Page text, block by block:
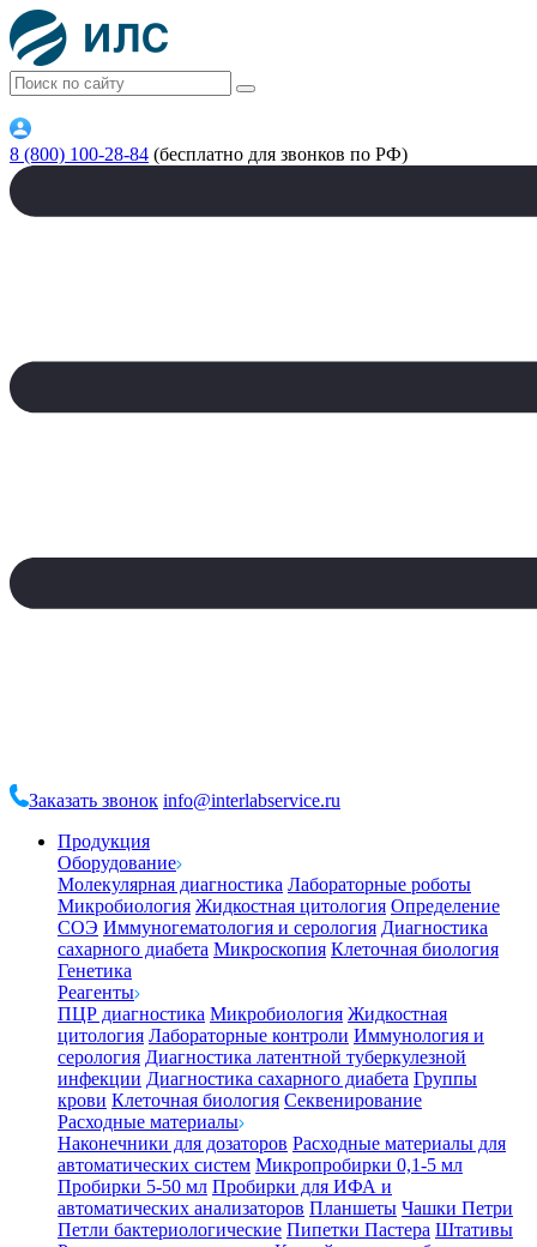
8 (800) 100-28-84 (бесплатно для звонков по РФ)
Заказать звонок info@interlabservice.ru
Продукция
Оборудование
Молекулярная диагностика Лабораторные роботы
Микробиология Жидкостная цитология Определение
СОЭ Иммуногематология и серология Диагностика
сахарного диабета Микроскопия Клеточная биология
Генетика
Реагенты
ПЦР диагностика Микробиология Жидкостная
цитология Лабораторные контроли Иммунология и
серология Диагностика латентной туберкулезной
инфекции Диагностика сахарного диабета Группы
крови Клеточная биология Секвенирование
Расходные материалы
Наконечники для дозаторов Расходные материалы для
автоматических систем Микропробирки 0,1-5 мл
Пробирки 5-50 мл Пробирки для ИФА и
автоматических анализаторов Планшеты Чашки Петри
Петли бактериологические Пипетки Пастера Штативы